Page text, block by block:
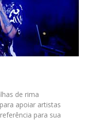
de rima
apoiar artistas
para sua